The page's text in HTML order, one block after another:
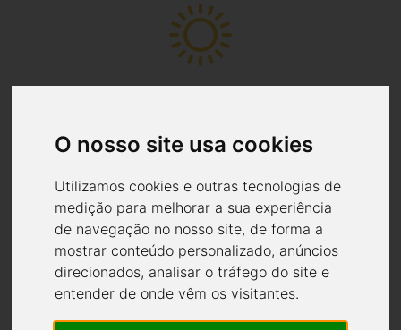
O nosso site usa cookies
Utilizamos cookies e outras tecnologias de
medição para melhorar a sua experiência
de navegação no nosso site, de forma a
mostrar conteúdo personalizado, anúncios
direcionados, analisar o tráfego do site e
entender de onde vêm os visitantes.
Navegar em rios, lagos e mares utilizando a energia o Sol,